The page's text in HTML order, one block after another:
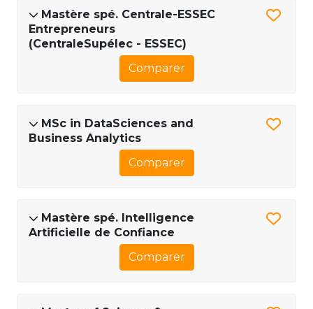
Mastère spé. Centrale-ESSEC
Entrepreneurs
(CentraleSupélec - ESSEC)
Comparer
MSc in DataSciences and
Business Analytics
Comparer
Mastère spé. Intelligence
Artificielle de Confiance
Comparer